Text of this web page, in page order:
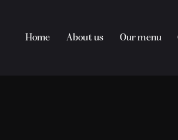
Home About us Our menu